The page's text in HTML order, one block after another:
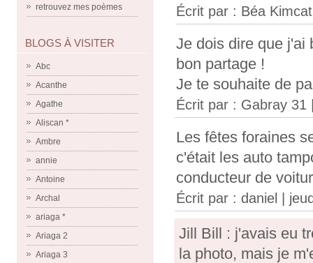
retrouvez mes poèmes
BLOGS À VISITER
Abc
Acanthe
Agathe
Aliscan *
Ambre
annie
Antoine
Archal
ariaga *
Ariaga 2
Ariaga 3
Écrit par : Béa Kimcat
Je dois dire que j'ai
bon partage !
Je te souhaite de
Écrit par : Gabray 31
Les fêtes foraines
c'était les auto
conducteur de
Écrit par : daniel |
Jill Bill : j'avais eu
la photo, mais je